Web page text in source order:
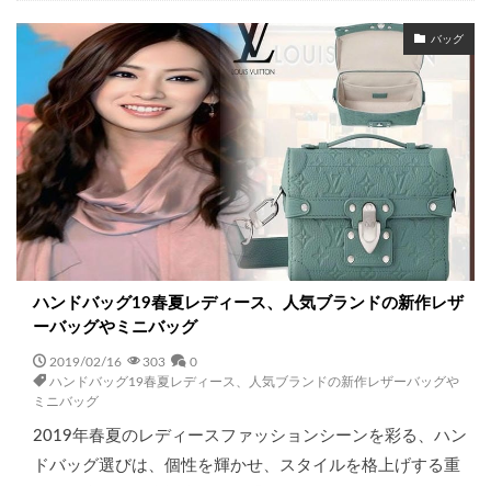
バッグ
ハンドバッグ19春夏レディース、人気ブランドの新作レザ
ーバッグやミニバッグ
2019/02/16 303
0
ハンドバッグ19春夏レディース、人気ブランドの新作レザーバッグや
ミニバッグ
2019年春夏のレディースファッションシーンを彩る、ハン
ドバッグ選びは、個性を輝かせ、スタイルを格上げする重